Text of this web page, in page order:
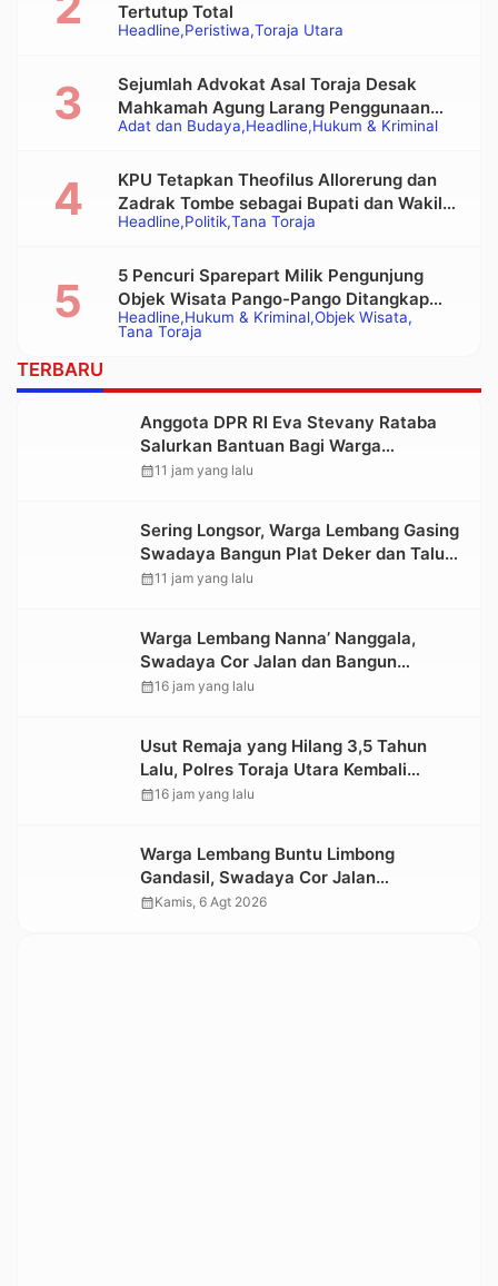
Headline Peristiwa Toraja Utara
Tertutup Total
Adat dan Budaya Headline Hukum & Kriminal
Sejumlah Advokat Asal Toraja Desak
Mahkamah Agung Larang Penggunaan
Alat Berat pada Eksekusi Rumah Adat
Headline Politik Tana Toraja
KPU Tetapkan Theofilus Allorerung dan
Zadrak Tombe sebagai Bupati dan Wakil
Bupati Tana Toraja Terpilih
Headline Hukum & Kriminal Objek Wisata
Tana Toraja
5 Pencuri Sparepart Milik Pengunjung
Objek Wisata Pango-Pango Ditangkap
Polisi
TERBARU
Anggota DPR RI Eva Stevany Rataba
Salurkan Bantuan Bagi Warga
Terdampak Longsor di Buntu Pepasan
calendar_month11 jam yang lalu
Sering Longsor, Warga Lembang Gasing
Swadaya Bangun Plat Deker dan Talut
Jalan Penghubung Antar Lembang
calendar_month11 jam yang lalu
Warga Lembang Nanna’ Nanggala,
Swadaya Cor Jalan dan Bangun
Jembatan
calendar_month16 jam yang lalu
Usut Remaja yang Hilang 3,5 Tahun
Lalu, Polres Toraja Utara Kembali
Datangi TKP
calendar_month16 jam yang lalu
Warga Lembang Buntu Limbong
Gandasil, Swadaya Cor Jalan
Sepanjang 500 Meter
calendar_monthKamis, 6 Agt 2026